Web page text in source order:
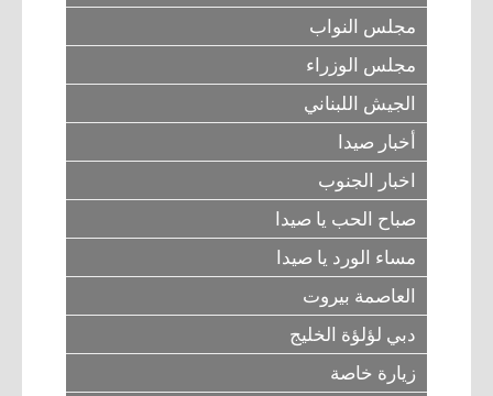
مجلس النواب
مجلس الوزراء
الجيش اللبناني
أخبار صيدا
اخبار الجنوب
صباح الحب يا صيدا
مساء الورد يا صيدا
العاصمة بيروت
دبي لؤلؤة الخليج
زيارة خاصة